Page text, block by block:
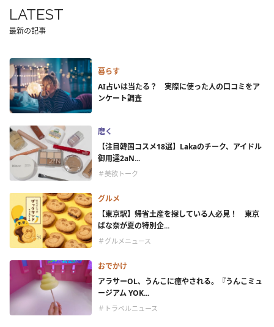
LATEST
最新の記事
暮らす
AI占いは当たる？ 実際に使った人の口コミをア
ンケート調査
磨く
【注目韓国コスメ18選】Lakaのチーク、アイドル
御用達2aN...
＃美欲トーク
グルメ
【東京駅】帰省土産を探している人必見！ 東京
ばな奈が夏の特別企...
＃グルメニュース
おでかけ
アラサーOL、うんこに癒やされる。『うんこミュ
ージアム YOK...
＃トラベルニュース